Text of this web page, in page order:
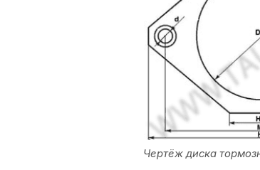
Чертёж диска